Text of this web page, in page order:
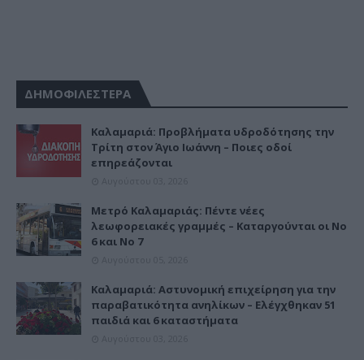
ΔΗΜΟΦΙΛΕΣΤΕΡΑ
Καλαμαριά: Προβλήματα υδροδότησης την
Τρίτη στον Άγιο Ιωάννη – Ποιες οδοί
επηρεάζονται
Μετρό Καλαμαριάς: Πέντε νέες
λεωφορειακές γραμμές – Καταργούνται οι Νο
6 και Νο 7
Καλαμαριά: Αστυνομική επιχείρηση για την
παραβατικότητα ανηλίκων – Ελέγχθηκαν 51
παιδιά και 6 καταστήματα